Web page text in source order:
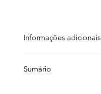
Informações adicionais
Rosana Miyashiro
Sumário